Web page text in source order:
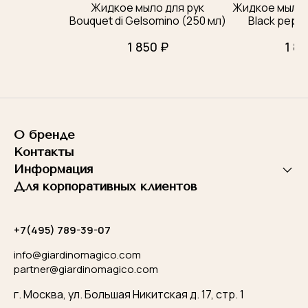
Жидкое мыло для рук
Bouquet di Gelsomino (250 мл)
1 850 ₽
Жидкое мыло
Black
1
О бренде
Контакты
Информация
Для корпоративных клиентов
+7(495) 789-39-07
info@giardinomagico.com
partner@giardinomagico.com
г. Москва, ул. Большая Никитская д. 17, стр. 1